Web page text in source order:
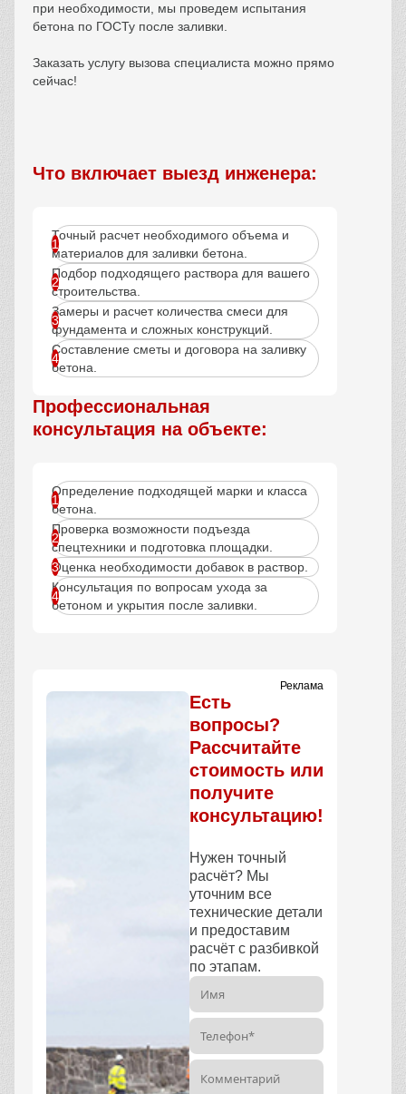
при необходимости, мы проведем испытания
бетона по ГОСТу после заливки.
Заказать услугу вызова специалиста можно прямо
сейчас!
Что включает выезд инженера:
Точный расчет необходимого объема и
материалов для заливки бетона.
Подбор подходящего раствора для вашего
строительства.
Замеры и расчет количества смеси для
фундамента и сложных конструкций.
Составление сметы и договора на заливку
бетона.
Профессиональная
консультация на объекте:
Определение подходящей марки и класса
бетона.
Проверка возможности подъезда
спецтехники и подготовка площадки.
Оценка необходимости добавок в раствор.
Консультация по вопросам ухода за
бетоном и укрытия после заливки.
Реклама
Есть
вопросы?
Рассчитайте
стоимость или
получите
консультацию!
Нужен точный
расчёт? Мы
уточним все
технические детали
и предоставим
расчёт с разбивкой
по этапам.